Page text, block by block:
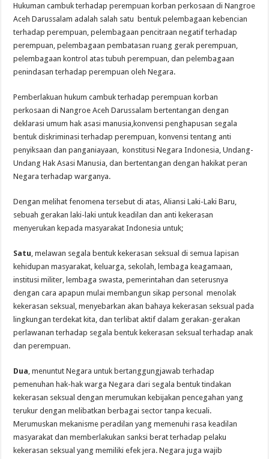
Hukuman cambuk terhadap perempuan korban perkosaan di Nangroe
Aceh Darussalam adalah salah satu bentuk pelembagaan kebencian
terhadap perempuan, pelembagaan pencitraan negatif terhadap
perempuan, pelembagaan pembatasan ruang gerak perempuan,
pelembagaan kontrol atas tubuh perempuan, dan pelembagaan
penindasan terhadap perempuan oleh Negara.
Pemberlakuan hukum cambuk terhadap perempuan korban
perkosaan di Nangroe Aceh Darussalam bertentangan dengan
deklarasi umum hak asasi manusia,konvensi penghapusan segala
bentuk diskriminasi terhadap perempuan, konvensi tentang anti
penyiksaan dan panganiayaan, konstitusi Negara Indonesia, Undang-
Undang Hak Asasi Manusia, dan bertentangan dengan hakikat peran
Negara terhadap warganya.
Dengan melihat fenomena tersebut di atas, Aliansi Laki-Laki Baru,
sebuah gerakan laki-laki untuk keadilan dan anti kekerasan
menyerukan kepada masyarakat Indonesia untuk;
Satu , melawan segala bentuk kekerasan seksual di semua lapisan
kehidupan masyarakat, keluarga, sekolah, lembaga keagamaan,
institusi militer, lembaga swasta, pemerintahan dan seterusnya
dengan cara apapun mulai membangun sikap personal menolak
kekerasan seksual, menyebarkan akan bahaya kekerasan seksual pada
lingkungan terdekat kita, dan terlibat aktif dalam gerakan-gerakan
perlawanan terhadap segala bentuk kekerasan seksual terhadap anak
dan perempuan.
Dua , menuntut Negara untuk bertanggungjawab terhadap
pemenuhan hak-hak warga Negara dari segala bentuk tindakan
kekerasan seksual dengan merumukan kebijakan pencegahan yang
terukur dengan melibatkan berbagai sector tanpa kecuali.
Merumuskan mekanisme peradilan yang memenuhi rasa keadilan
masyarakat dan memberlakukan sanksi berat terhadap pelaku
kekerasan seksual yang memiliki efek jera. Negara juga wajib